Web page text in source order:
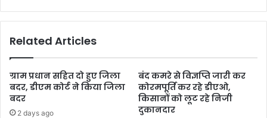
Related Articles
ग्राम प्रधान सहित दो हुए जिला
बदर, डीएम कोर्ट ने किया जिला
बदर
2 days ago
बंद कमरे से विज्ञप्ति जारी कर
कोरमपूर्ति कर रहे डीएओ,
किसानों को लूट रहे निजी
दुकानदार